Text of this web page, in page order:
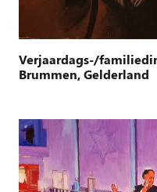
Verjaardags-/
Brummen, Gelderland